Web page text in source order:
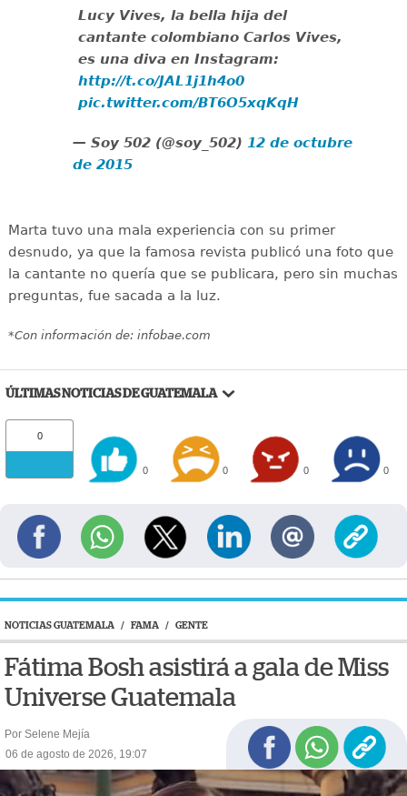
Lucy Vives, la bella hija del
cantante colombiano Carlos Vives,
es una diva en Instagram:
http://t.co/JAL1j1h4o0
pic.twitter.com/BT6O5xqKqH
— Soy 502 (@soy_502) 12 de octubre
de 2015
Marta tuvo una mala experiencia con su primer
desnudo, ya que la famosa revista publicó una foto que
la cantante no quería que se publicara, pero sin muchas
preguntas, fue sacada a la luz.
*Con información de: infobae.com
ÚLTIMAS NOTICIAS DE GUATEMALA
0
0 0 0 0
NOTICIAS GUATEMALA / FAMA / GENTE
Fátima Bosh asistirá a gala de Miss
Universe Guatemala
Por Selene Mejía
06 de agosto de 2026, 19:07